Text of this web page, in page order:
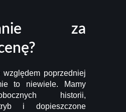
za
poprzedniej
to niewiele. Mamy
historii,
i dopieszczone